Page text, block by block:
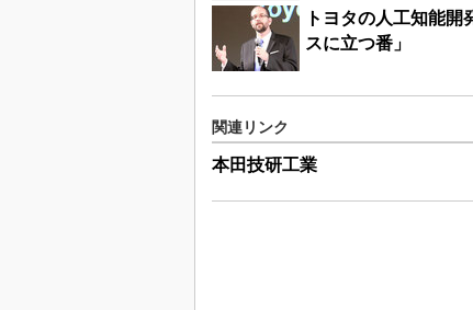
トヨタの人工知能
スに立つ番」
関連リンク
本田技研工業